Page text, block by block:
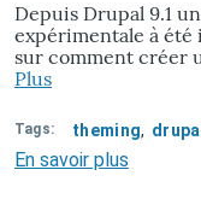
Depuis Drupal 9.1
expérimentale à
sur comment créer
Plus
Tags theming
En savoir plus